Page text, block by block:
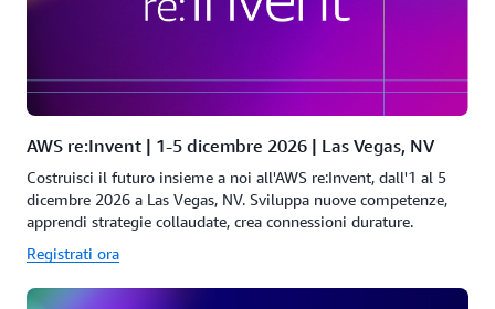
AWS re:Invent | 1-5 dicembre 2026 | Las Vegas, NV
Costruisci il futuro insieme a noi all'AWS re:Invent, dall'1 al 5
dicembre 2026 a Las Vegas, NV. Sviluppa nuove competenze,
apprendi strategie collaudate, crea connessioni durature.
Registrati ora